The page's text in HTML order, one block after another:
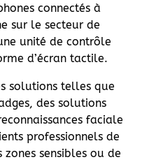
connectés à
sur le secteur de
unité de contrôle
d’écran tactile.
solutions telles que
des solutions
faciale
professionnels de
zones sensibles ou de